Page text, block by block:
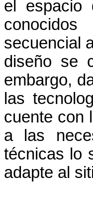
el espacio
secuencial
diseño se
embargo,
las
cuente con
a las
técnicas lo
adapte al